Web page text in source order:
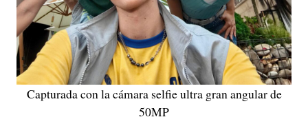
Capturada con la cámara selfie ultra gran angular de
50MP